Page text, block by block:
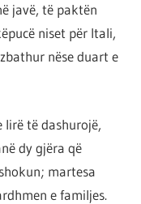
javë, të paktën
niset për Itali,
nëse duart e
lirë të dashurojë,
dy gjëra që
martesa
e familjes.